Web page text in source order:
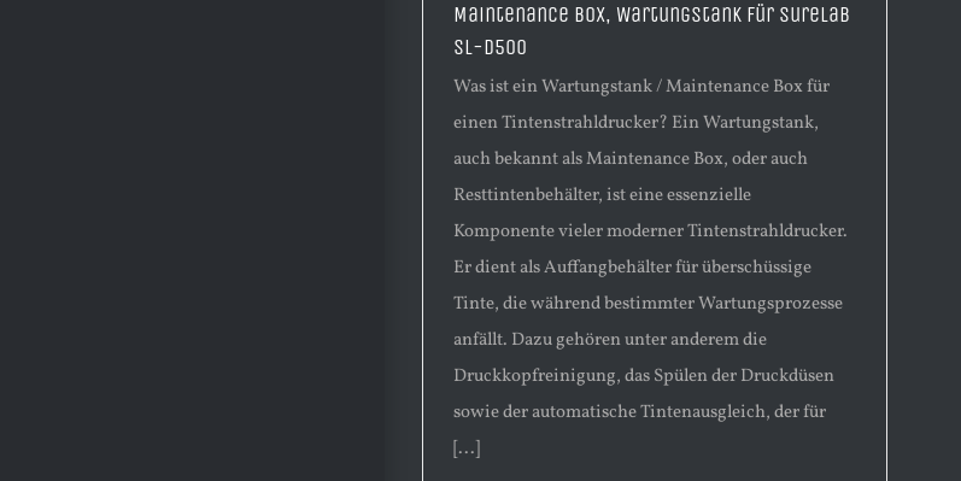
Maintenance Box, Wartungstank für SureLab
SL-D500
Was ist ein Wartungstank / Maintenance Box für
einen Tintenstrahldrucker? Ein Wartungstank,
auch bekannt als Maintenance Box, oder auch
Resttintenbehälter, ist eine essenzielle
Komponente vieler moderner Tintenstrahldrucker.
Er dient als Auffangbehälter für überschüssige
Tinte, die während bestimmter Wartungsprozesse
anfällt. Dazu gehören unter anderem die
Druckkopfreinigung, das Spülen der Druckdüsen
sowie der automatische Tintenausgleich, der für
[...]